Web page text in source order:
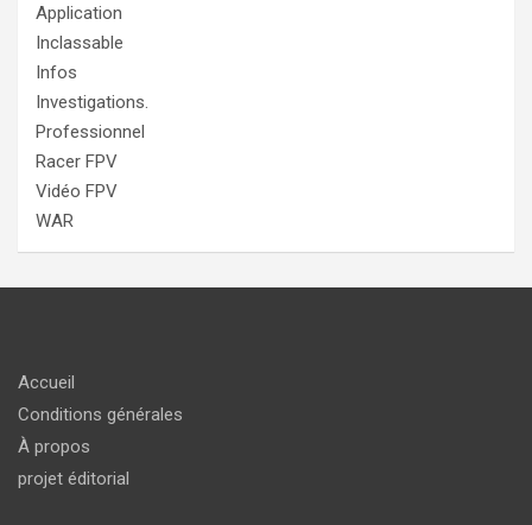
Application
Inclassable
Infos
Investigations.
Professionnel
Racer FPV
Vidéo FPV
WAR
Accueil
Conditions générales
À propos
projet éditorial